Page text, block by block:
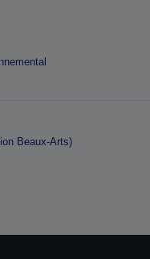
Beaux-Arts)